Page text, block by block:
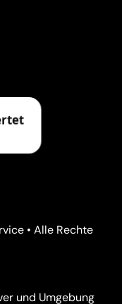
• Alle Rechte
und Umgebung